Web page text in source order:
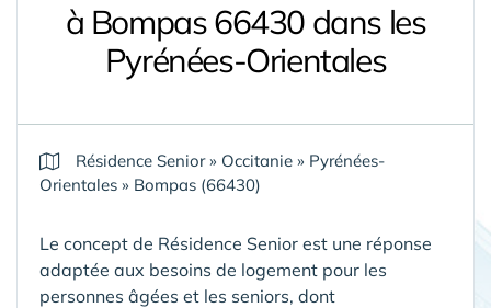
à Bompas 66430 dans les
Pyrénées-Orientales
Résidence Senior» Occitanie » Pyrénées-
Orientales » Bompas (66430)
Le concept de Résidence Senior est une réponse
adaptée aux besoins de logement pour les
personnes âgées et les seniors, dont